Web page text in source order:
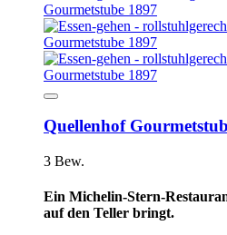
Quellenhof
3 Bew.
Ein Michelin-Stern-
auf den Teller bringt.